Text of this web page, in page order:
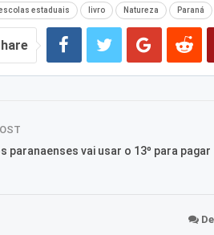
estaduais livro Natureza Paraná
paranaenses vai usar o 13º para pagar